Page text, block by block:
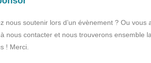
nous soutenir lors d’un évènement ? Ou vous
à nous contacter et nous trouverons
! Merci.